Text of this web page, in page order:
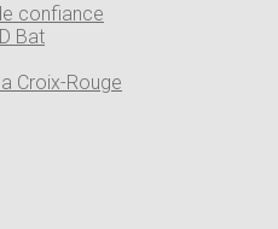
confiance
Bat
Croix-Rouge